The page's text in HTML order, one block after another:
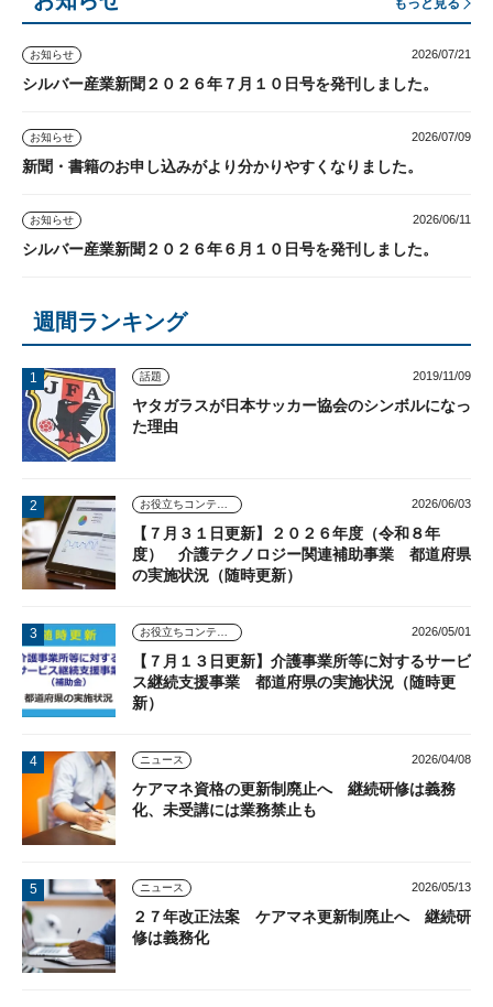
お知らせ 2026/07/21
シルバー産業新聞２０２６年７月１０日号を発刊しました。
お知らせ 2026/07/09
新聞・書籍のお申し込みがより分かりやすくなりました。
お知らせ 2026/06/11
シルバー産業新聞２０２６年６月１０日号を発刊しました。
週間ランキング
話題 2019/11/09
ヤタガラスが日本サッカー協会のシンボルになっ
た理由
2026/06/03
【７月３１日更新】２０２６年度（令和８年
度） 介護テクノロジー関連補助事業 都道府県
の実施状況（随時更新）
2026/05/01
【７月１３日更新】介護事業所等に対するサービ
ス継続支援事業 都道府県の実施状況（随時更
新）
ニュース 2026/04/08
ケアマネ資格の更新制廃止へ 継続研修は義務
化、未受講には業務禁止も
ニュース 2026/05/13
２７年改正法案 ケアマネ更新制廃止へ 継続研
修は義務化